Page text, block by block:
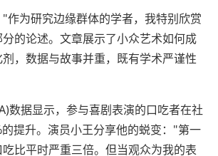
"作为研究边缘群体的学者，我特别欣赏
的论述。文章展示了小众艺术如何成
，数据与故事并重，既有学术严谨性
数据显示，参与喜剧表演的口吃者在社
提升。演员小王分享他的蜕变："第一
比平时严重三倍。但当观众为我的表